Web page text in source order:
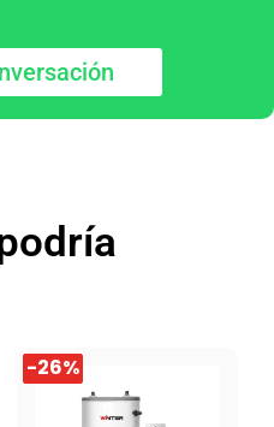
-26%
-26%
El
precio
El
precio